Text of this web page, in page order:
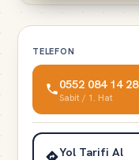
TELEFON
0552 084 14 28
Sabit / 1. Hat
Yol Tarifi Al